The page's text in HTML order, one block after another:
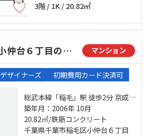
3階 / 1K / 20.82㎡
千葉市稲毛区小仲台６丁目のマンション マンション
デザイナーズ 初期費用カード決済可
総武本線「稲毛」駅 徒歩2分 京成千
葉線「京成稲毛」駅 徒歩9分 京成千
葉線「みどり台」駅 徒歩25分
築年月：2006年 10月
20.82㎡/鉄筋コンクリート
千葉県千葉市稲毛区小仲台６丁目